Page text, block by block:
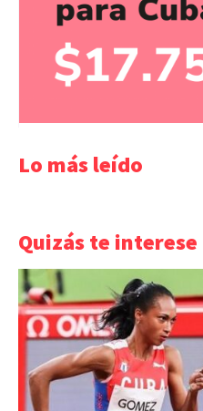
Lo más leído
Quizás te interese